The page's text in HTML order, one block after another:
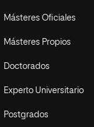
Másteres Oficiales
Másteres Propios
Doctorados
Experto Universitario
Postgrados